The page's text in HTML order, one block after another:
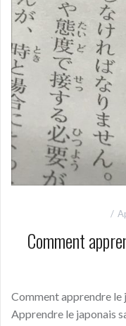
Comment
Comment apprendre le
Apprendre le japonais